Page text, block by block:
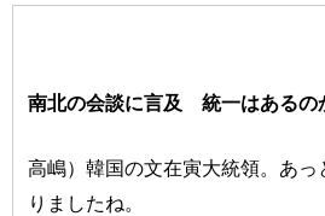
南北の会談に言及 統一はあるの
高嶋）韓国の文在寅大統領。あ
りましたね。